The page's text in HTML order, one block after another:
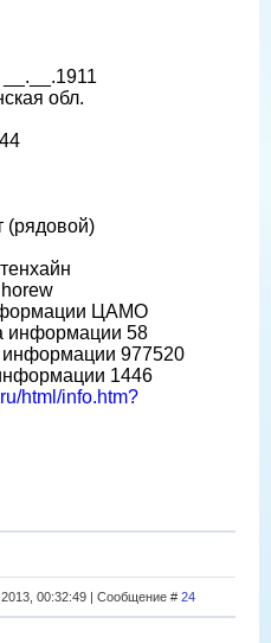
обл.
(рядовой)
ЦАМО
информации 58
информации 977520
1446
html/info.htm?
00:32:49 | Сообщение # 24